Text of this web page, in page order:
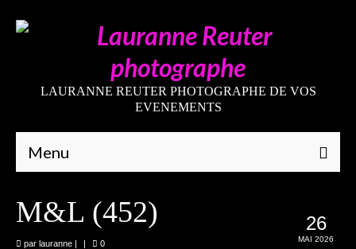
LAURANNE REUTER PHOTOGRAPHE DE VOS
EVENEMENTS
Menu
26
MAI 2026
M&L (452)
par lauranne | | 0